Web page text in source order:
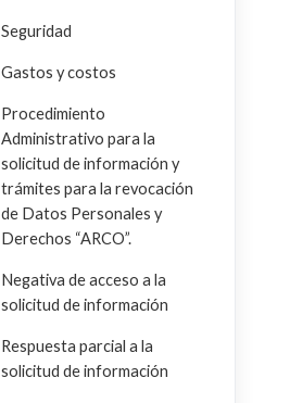
Seguridad
Gastos y costos
Procedimiento
Administrativo para la
solicitud de información y
trámites para la revocación
de Datos Personales y
Derechos “ARCO”.
Negativa de acceso a la
solicitud de información
Respuesta parcial a la
solicitud de información